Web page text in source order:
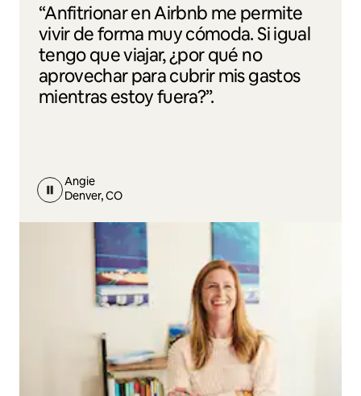
“Anfitrionar en Airbnb me permite
vivir de forma muy cómoda. Si igual
tengo que viajar, ¿por qué no
aprovechar para cubrir mis gastos
mientras estoy fuera?”.
Angie
Denver, CO